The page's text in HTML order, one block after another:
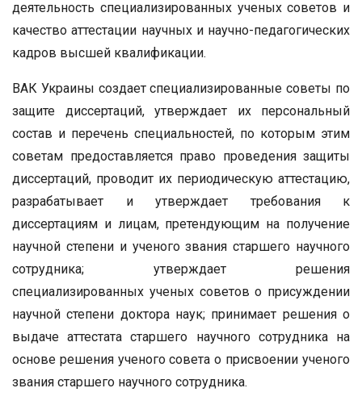
деятельность специализированных ученых советов и
качество аттестации научных и научно-педагогических
кадров высшей квалификации.
ВАК Украины создает специализированные советы по
защите диссертаций, утверждает их персональный
состав и перечень специальностей, по которым этим
советам предоставляется право проведения защиты
диссертаций, проводит их периодическую аттестацию,
разрабатывает и утверждает требования к
диссертациям и лицам, претендующим на получение
научной степени и ученого звания старшего научного
сотрудника; утверждает решения
специализированных ученых советов о присуждении
научной степени доктора наук; принимает решения о
выдаче аттестата старшего научного сотрудника на
основе решения ученого совета о присвоении ученого
звания старшего научного сотрудника.